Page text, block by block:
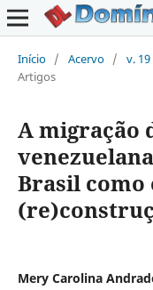
Início / Acervo / v.
Artigos
A migração
Brasil como
Mery Carolina